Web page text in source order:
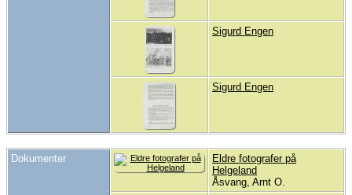
Sigurd Engen
Sigurd Engen
Dokumenter
Eldre fotografer på
Helgeland
Åsvang, Arnt O.